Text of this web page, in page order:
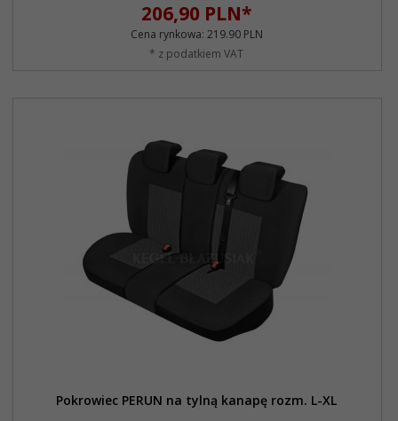
206,90 PLN*
Cena rynkowa: 219.90 PLN
* z podatkiem VAT
Pokrowiec PERUN na tylną kanapę rozm. L-XL